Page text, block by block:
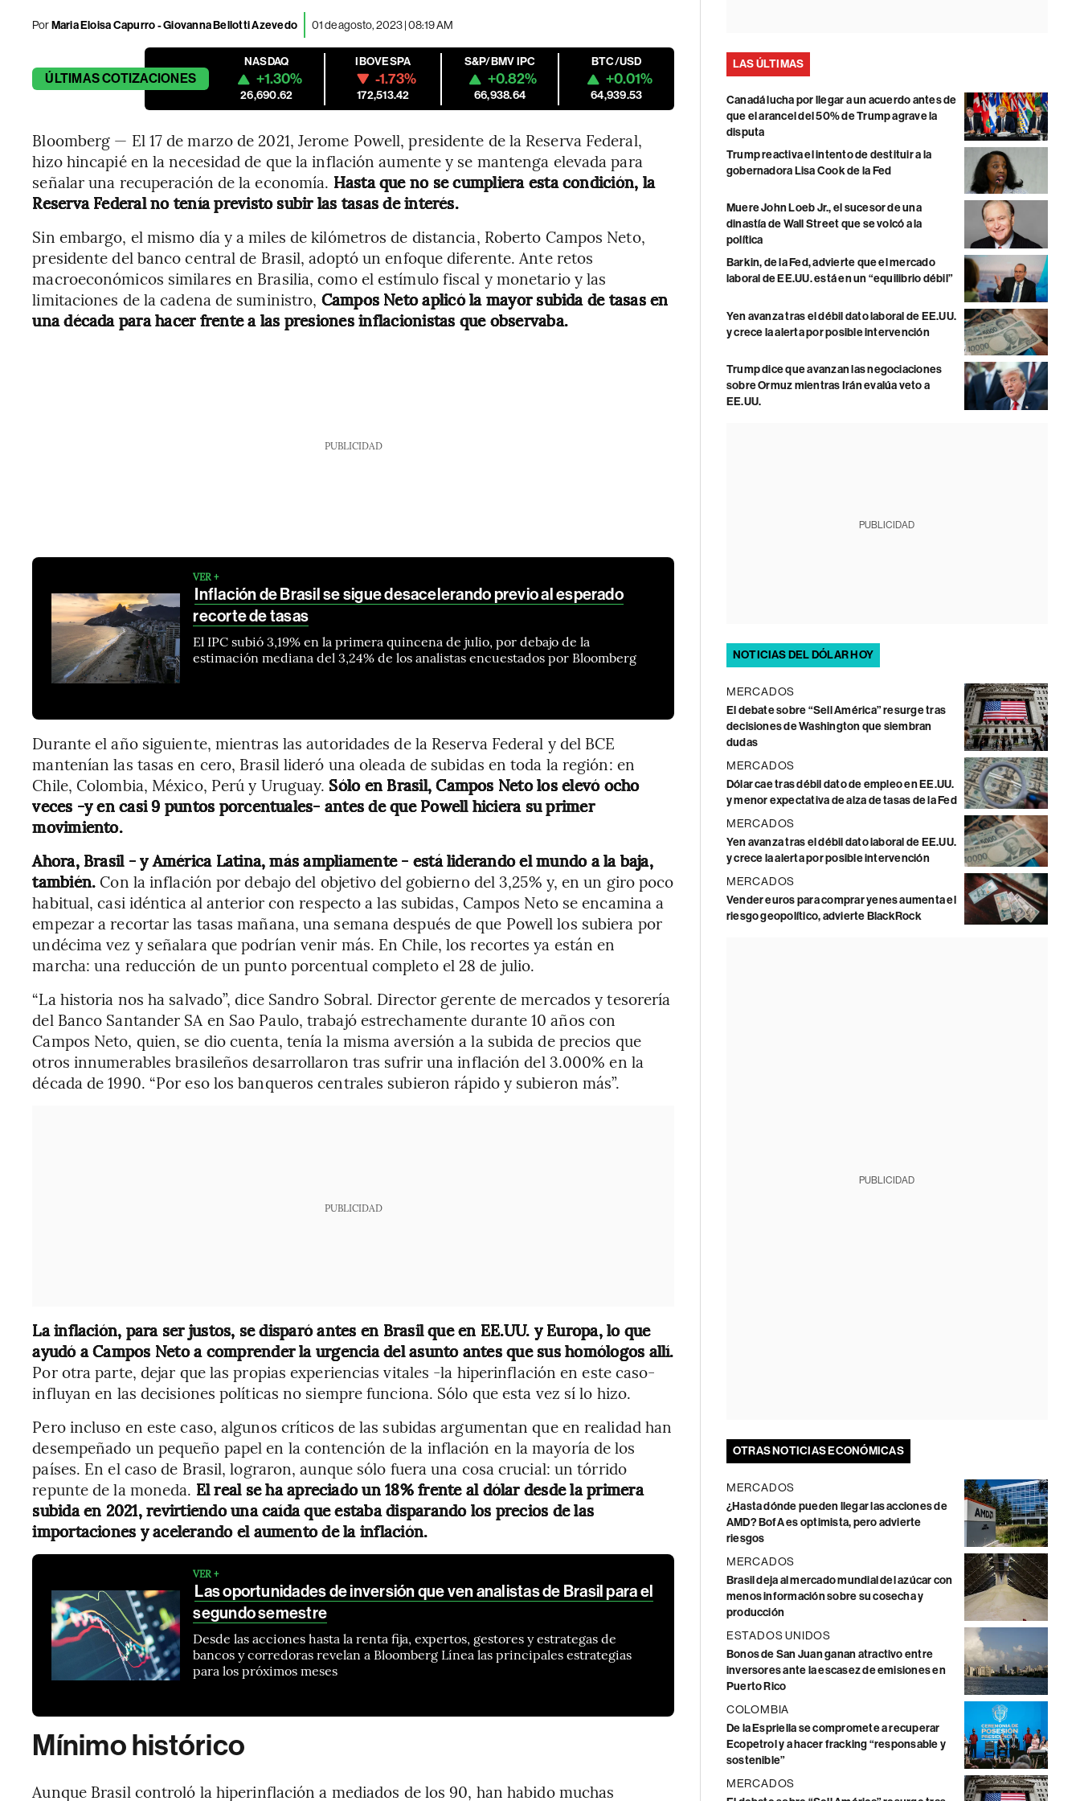
PorMaria Eloisa Capurro - Giovanna Bellotti Azevedo 01 de agosto, 2023 | 08:19 AM
ÚLTIMASCOTIZACIONES
NASDAQ
+1.30%
26,690.62
IBOVESPA
-1.73%
172,513.42
S&P/BMV IPC
+0.82%
66,938.64
BTC/USD
+0.01%
64,939.53
Bloomberg — El 17 de marzo de 2021, Jerome Powell, presidente de la Reserva Federal,
hizo hincapié en la necesidad de que la inflación aumente y se mantenga elevada para
señalar una recuperación de la economía. Hasta que no se cumpliera esta condición, la
Reserva Federal no tenía previsto subir las tasas de interés.
Sin embargo, el mismo día y a miles de kilómetros de distancia, Roberto Campos Neto,
presidente del banco central de Brasil, adoptó un enfoque diferente. Ante retos
macroeconómicos similares en Brasilia, como el estímulo fiscal y monetario y las
limitaciones de la cadena de suministro, Campos Neto aplicó la mayor subida de tasas en
una década para hacer frente a las presiones inflacionistas que observaba.
PUBLICIDAD
VER +
Inflación de Brasil se sigue desacelerando previo al esperado
recorte de tasas
El IPC subió 3,19% en la primera quincena de julio, por debajo de la
estimación mediana del 3,24% de los analistas encuestados por Bloomberg
Durante el año siguiente, mientras las autoridades de la Reserva Federal y del BCE
mantenían las tasas en cero, Brasil lideró una oleada de subidas en toda la región: en
Chile, Colombia, México, Perú y Uruguay. Sólo en Brasil, Campos Neto los elevó ocho
veces -y en casi 9 puntos porcentuales- antes de que Powell hiciera su primer
movimiento.
Ahora, Brasil - y América Latina, más ampliamente - está liderando el mundo a la baja,
también. Con la inflación por debajo del objetivo del gobierno del 3,25% y, en un giro poco
habitual, casi idéntica al anterior con respecto a las subidas, Campos Neto se encamina a
empezar a recortar las tasas mañana, una semana después de que Powell los subiera por
undécima vez y señalara que podrían venir más. En Chile, los recortes ya están en
marcha: una reducción de un punto porcentual completo el 28 de julio.
“La historia nos ha salvado”, dice Sandro Sobral. Director gerente de mercados y tesorería
del Banco Santander SA en Sao Paulo, trabajó estrechamente durante 10 años con
Campos Neto, quien, se dio cuenta, tenía la misma aversión a la subida de precios que
otros innumerables brasileños desarrollaron tras sufrir una inflación del 3.000% en la
década de 1990. “Por eso los banqueros centrales subieron rápido y subieron más”.
PUBLICIDAD
La inflación, para ser justos, se disparó antes en Brasil que en EE.UU. y Europa, lo que
ayudó a Campos Neto a comprender la urgencia del asunto antes que sus homólogos allí.
Por otra parte, dejar que las propias experiencias vitales -la hiperinflación en este caso-
influyan en las decisiones políticas no siempre funciona. Sólo que esta vez sí lo hizo.
Pero incluso en este caso, algunos críticos de las subidas argumentan que en realidad han
desempeñado un pequeño papel en la contención de la inflación en la mayoría de los
países. En el caso de Brasil, lograron, aunque sólo fuera una cosa crucial: un tórrido
repunte de la moneda. El real se ha apreciado un 18% frente al dólar desde la primera
subida en 2021, revirtiendo una caída que estaba disparando los precios de las
importaciones y acelerando el aumento de la inflación.
VER +
Las oportunidades de inversión que ven analistas de Brasil para el
segundo semestre
Desde las acciones hasta la renta fija, expertos, gestores y estrategas de
bancos y corredoras revelan a Bloomberg Línea las principales estrategias
para los próximos meses
Mínimo histórico
Aunque Brasil controló la hiperinflación a mediados de los 90, han habido muchas
LAS ÚLTIMAS
Canadá lucha por llegar a un acuerdo antes de
que el arancel del 50% de Trump agrave la
disputa
Trump reactiva el intento de destituir a la
gobernadora Lisa Cook de la Fed
Muere John Loeb Jr., el sucesor de una
dinastía de Wall Street que se volcó a la
política
Barkin, de la Fed, advierte que el mercado
laboral de EE.UU. está en un “equilibrio débil”
Yen avanza tras el débil dato laboral de EE.UU.
y crece la alerta por posible intervención
Trump dice que avanzan las negociaciones
sobre Ormuz mientras Irán evalúa veto a
EE.UU.
PUBLICIDAD
NOTICIAS DEL DÓLAR HOY
MERCADOS
El debate sobre “Sell América” resurge tras
decisiones de Washington que siembran
dudas
MERCADOS
Dólar cae tras débil dato de empleo en EE.UU.
y menor expectativa de alza de tasas de la Fed
MERCADOS
Yen avanza tras el débil dato laboral de EE.UU.
y crece la alerta por posible intervención
MERCADOS
Vender euros para comprar yenes aumenta el
riesgo geopolítico, advierte BlackRock
PUBLICIDAD
OTRAS NOTICIAS ECONÓMICAS
MERCADOS
¿Hasta dónde pueden llegar las acciones de
AMD? BofA es optimista, pero advierte
riesgos
MERCADOS
Brasil deja al mercado mundial del azúcar con
menos información sobre su cosecha y
producción
ESTADOS UNIDOS
Bonos de San Juan ganan atractivo entre
inversores ante la escasez de emisiones en
Puerto Rico
COLOMBIA
De la Espriella se compromete a recuperar
Ecopetrol y a hacer fracking “responsable y
sostenible”
MERCADOS